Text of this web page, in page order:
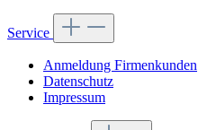
Service
Anmeldung Firmenkunden
Datenschutz
Impressum